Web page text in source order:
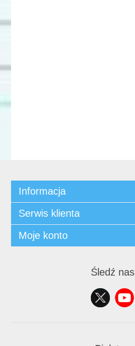
Informacja
Serwis klienta
Moje konto
Śledź nas